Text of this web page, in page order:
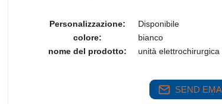
Personalizzazione:
Disponibile
colore:
bianco
nome del prodotto:
unità
SEND